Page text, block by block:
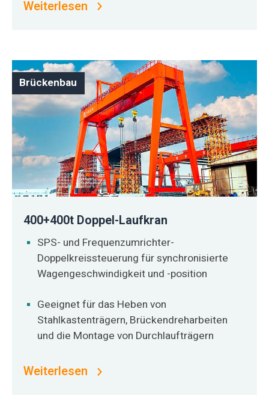
Weiterlesen
Brückenbau
400+400t Doppel-Laufkran
SPS- und Frequenzumrichter-
Doppelkreissteuerung für synchronisierte
Wagengeschwindigkeit und -position
Geeignet für das Heben von
Stahlkastenträgern, Brückendreharbeiten
und die Montage von Durchlaufträgern
Weiterlesen